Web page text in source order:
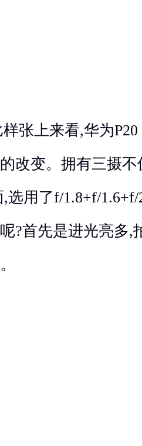
张上来看,华为
改变。拥有三摄
选用了f/1.8+f/
?首先是进光亮多,